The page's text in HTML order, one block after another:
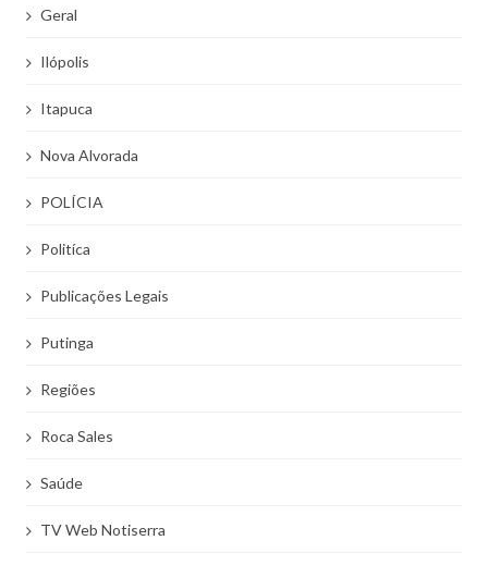
Geral
Ilópolis
Itapuca
Nova Alvorada
POLÍCIA
Politíca
Publicações Legais
Putinga
Regiões
Roca Sales
Saúde
TV Web Notiserra